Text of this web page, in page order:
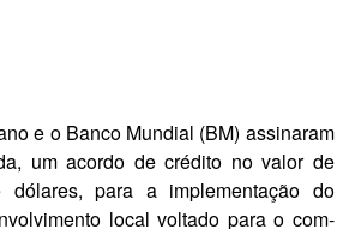
e o Ban­co Mundial (BM) assinaram
um acordo de crédito no valor de
dólares, para a implementa­ção do
local voltado para o com­